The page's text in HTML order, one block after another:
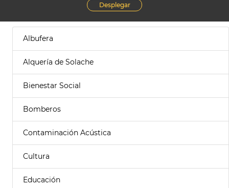
Desplegar
Albufera
Alquería de Solache
Bienestar Social
Bomberos
Contaminación Acústica
Cultura
Educación